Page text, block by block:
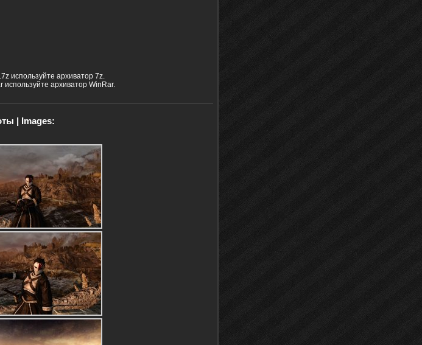
используйте архиватор 7z.
используйте архиватор WinRar.
| Images: